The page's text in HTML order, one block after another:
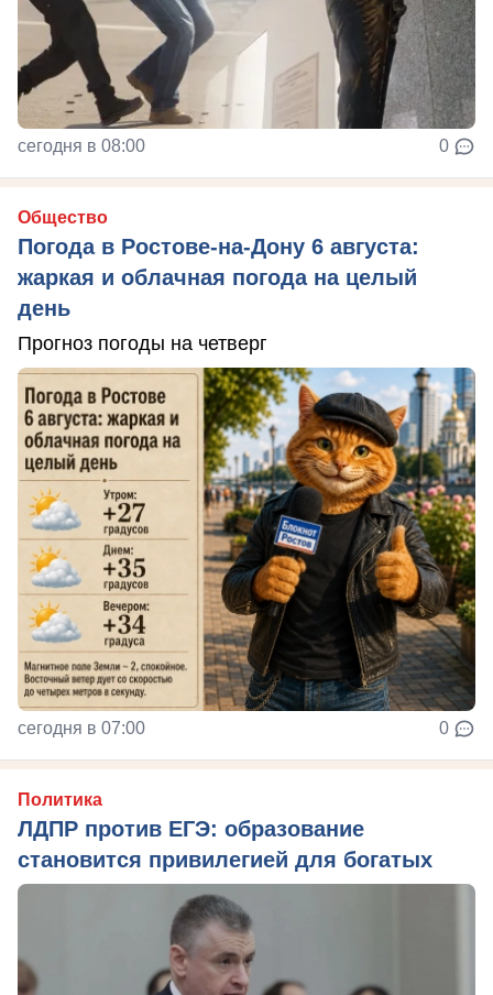
сегодня в 08:00 0
Общество
Погода в Ростове-на-Дону 6 августа:
жаркая и облачная погода на целый
день
Прогноз погоды на четверг
сегодня в 07:00 0
Политика
ЛДПР против ЕГЭ: образование
становится привилегией для богатых